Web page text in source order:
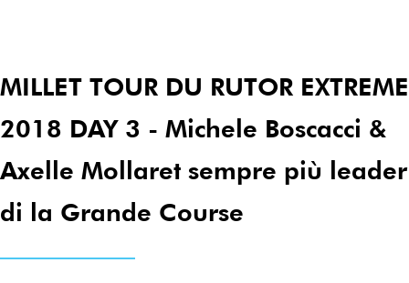
MILLET TOUR DU RUTOR EXTREME
2018 DAY 3 - Michele Boscacci &
Axelle Mollaret sempre più leader
di la Grande Course